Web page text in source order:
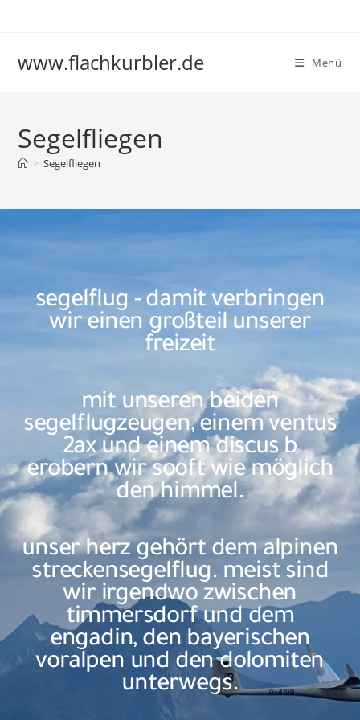
www.flachkurbler.de Menü
Segelfliegen
> Segelfliegen
segelflug - damit verbringen
wir einen großteil unserer
freizeit
mit unseren beiden
segelflugzeugen, einem ventus
2ax und einem discus b
erobern wir sooft wie möglich
den himmel.
unser herz gehört dem alpinen
streckensegelflug. meist sind
wir irgendwo zwischen
timmersdorf und dem
engadin, den bayerischen
voralpen und den dolomiten
unterwegs.